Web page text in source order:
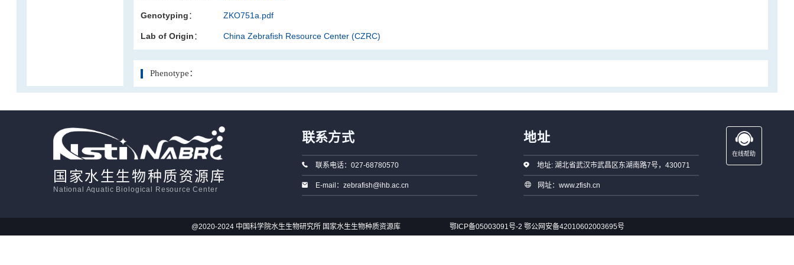
Genotyping： ZKO751a.pdf
Lab of Origin： China Zebrafish Resource Center (CZRC)
Phenotype：
国家水生生物种质资源库
National Aquatic Biological Resource Center
联系方式
联系电话：027-68780570
E-mail：zebrafish@ihb.ac.cn
地址
地址: 湖北省武汉市武昌区东湖南路7号，430071
网址：www.zfish.cn
在线帮助
@2020-2024 中国科学院水生生物研究所 国家水生生物种质资源库 鄂ICP备05003091号-2 鄂公网安备42010602003695号